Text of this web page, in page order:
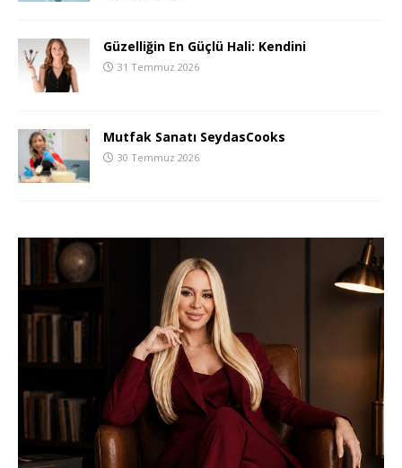
Güzelliğin En Güçlü Hali: Kendini
31 Temmuz 2026
Mutfak Sanatı SeydasCooks
30 Temmuz 2026